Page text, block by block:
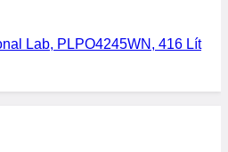
Lab, PLPO4245WN, 416 Lít